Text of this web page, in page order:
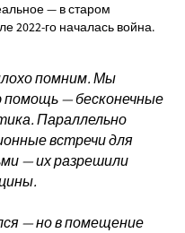
— в старом
2022-го началась война.
помним. Мы
— бесконечные
Параллельно
встречи для
— их разрешили
— но в помещение